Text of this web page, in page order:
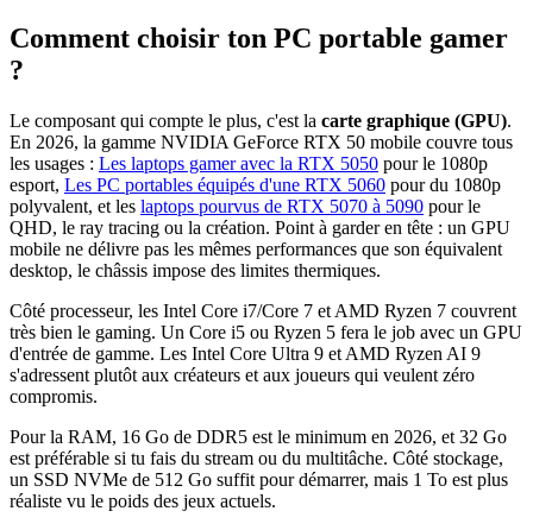
Comment choisir ton PC portable gamer
?
Le composant qui compte le plus, c'est la carte graphique (GPU).
En 2026, la gamme NVIDIA GeForce RTX 50 mobile couvre tous
les usages : Les laptops gamer avec la RTX 5050 pour le 1080p
esport, Les PC portables équipés d'une RTX 5060 pour du 1080p
polyvalent, et les laptops pourvus de RTX 5070 à 5090 pour le
QHD, le ray tracing ou la création. Point à garder en tête : un GPU
mobile ne délivre pas les mêmes performances que son équivalent
desktop, le châssis impose des limites thermiques.
Côté processeur, les Intel Core i7/Core 7 et AMD Ryzen 7 couvrent
très bien le gaming. Un Core i5 ou Ryzen 5 fera le job avec un GPU
d'entrée de gamme. Les Intel Core Ultra 9 et AMD Ryzen AI 9
s'adressent plutôt aux créateurs et aux joueurs qui veulent zéro
compromis.
Pour la RAM, 16 Go de DDR5 est le minimum en 2026, et 32 Go
est préférable si tu fais du stream ou du multitâche. Côté stockage,
un SSD NVMe de 512 Go suffit pour démarrer, mais 1 To est plus
réaliste vu le poids des jeux actuels.